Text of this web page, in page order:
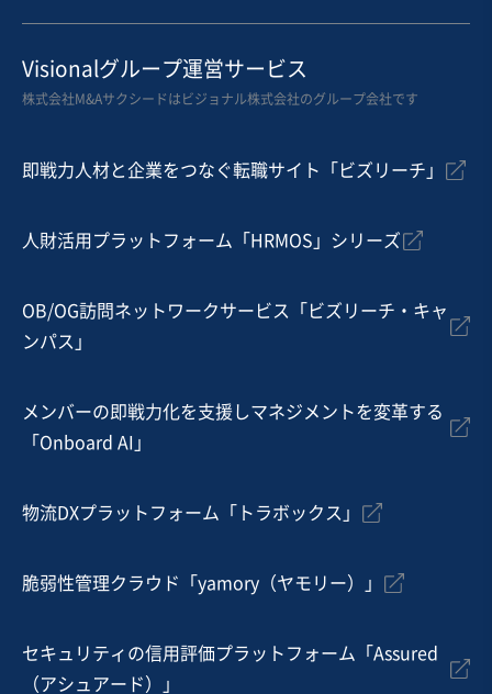
建設、土木、工事事業
【社長継続可能】愛知県中部の型枠、足場、コンクリー
売却希望金額
従業員数
〜5名
建設工事・ゼネコン
【黒字/純資産7億円超/無借金】高耐震×自由設計の九州
地域 九州地方
Visionalグループ運営サービス
株式会社M&Aサクシードはビジョナル株式会社のグループ会社です
即戦力人材と企業をつなぐ転職サイト「ビズリーチ」
人財活用プラットフォーム「HRMOS」シリーズ
OB/OG訪問ネットワークサービス「ビズリーチ・キャ
ンパス」
メンバーの即戦力化を支援しマネジメントを変革する
「Onboard AI」
物流DXプラットフォーム「トラボックス」
脆弱性管理クラウド「yamory（ヤモリー）」
セキュリティの信用評価プラットフォーム「Assured
（アシュアード）」